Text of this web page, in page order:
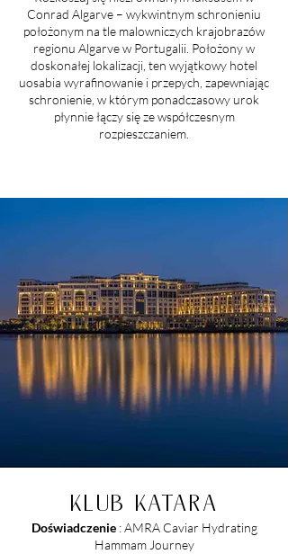
Conrad Algarve – wykwintnym schronieniu
położonym na tle malowniczych krajobrazów
regionu Algarve w Portugalii. Położony w
doskonałej lokalizacji, ten wyjątkowy hotel
uosabia wyrafinowanie i przepych, zapewniając
schronienie, w którym ponadczasowy urok
płynnie łączy się ze współczesnym
rozpieszczaniem.
KLUB KATARA
Doświadczenie: AMRA Caviar Hydrating
Hammam Journey